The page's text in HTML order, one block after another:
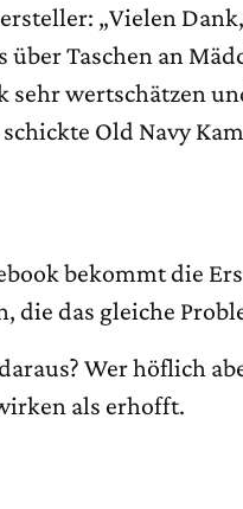
„Vielen
Taschen an
sehr wertschätzen
Old Navy
bekommt die
die das gleiche
Wer höflich
als erhofft.